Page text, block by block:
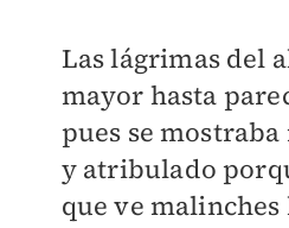
Las lágrimas del
mayor hasta
pues se
y atribulado
que ve malinches